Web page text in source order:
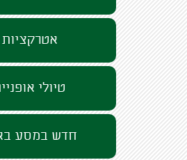
אטרקציות
טיולי
חדש במסע